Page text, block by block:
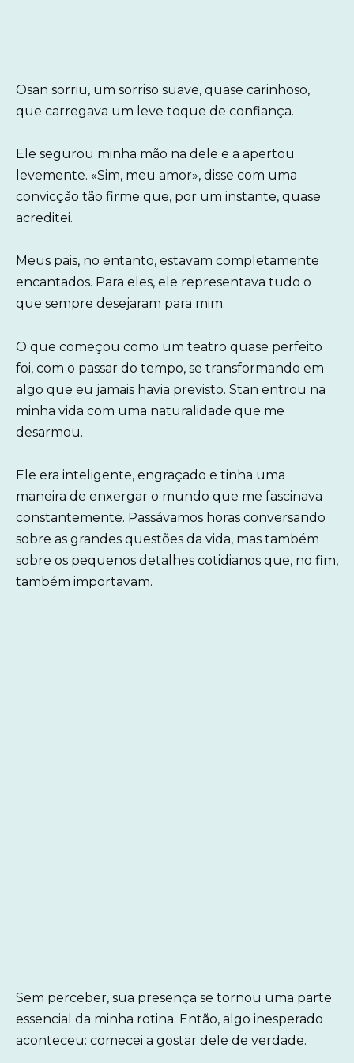
Osan sorriu, um sorriso suave, quase carinhoso,
que carregava um leve toque de confiança.
Ele segurou minha mão na dele e a apertou
levemente. «Sim, meu amor», disse com uma
convicção tão firme que, por um instante, quase
acreditei.
Meus pais, no entanto, estavam completamente
encantados. Para eles, ele representava tudo o
que sempre desejaram para mim.
O que começou como um teatro quase perfeito
foi, com o passar do tempo, se transformando em
algo que eu jamais havia previsto. Stan entrou na
minha vida com uma naturalidade que me
desarmou.
Ele era inteligente, engraçado e tinha uma
maneira de enxergar o mundo que me fascinava
constantemente. Passávamos horas conversando
sobre as grandes questões da vida, mas também
sobre os pequenos detalhes cotidianos que, no fim,
também importavam.
Sem perceber, sua presença se tornou uma parte
essencial da minha rotina. Então, algo inesperado
aconteceu: comecei a gostar dele de verdade.